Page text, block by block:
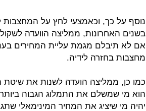
נוסף על כך, וכאמצעי לחץ על
בשנים האחרונות, ממליצה הוועדה
אם לא תיבלם מגמת עליית המחירים
מחצבות בחזרה לידיה.
כמו כן, ממליצה הועדה לשנות את
הוא מי שמשלם את התמלוג הגבוה
יהיה מי שיציג את המחיר המינימאלי